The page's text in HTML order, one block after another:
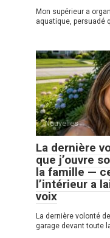
Mon supérieur a
aquatique, persuadé
Nouvelles
La dernière
que j’ouvre
la famille —
l’intérieur a
voix
La dernière volonté
garage devant toute